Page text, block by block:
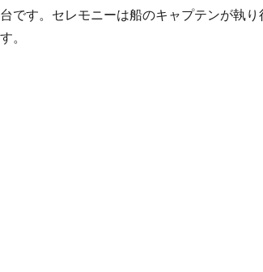
です。セレモニーは船のキャプテンが執
。